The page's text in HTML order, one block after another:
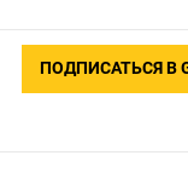
ПОДПИСАТЬСЯ В